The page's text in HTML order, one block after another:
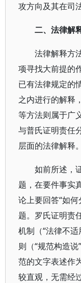
攻方向及其在司
二、法律解
法律解释方
项寻找大前提的
已有法律规定的
之内进行的解释
等方法则属于广
与普氏证明责任
层面的法律解释。
如前所述，
题，在要件事实
论上要回答“如何
题。罗氏证明责
机制（“法律不
则（“规范构造
范的文字表述作
较直观，无需经